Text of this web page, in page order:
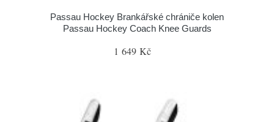
Passau Hockey Brankářské chrániče kolen
Passau Hockey Coach Knee Guards
1 649 Kč